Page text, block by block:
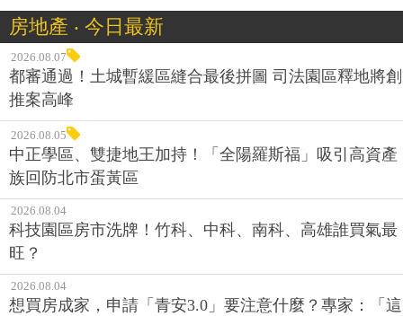
房地產 ‧ 今日最新
2026.08.07
都審通過！土城暫緩區縫合最後拼圖 司法園區釋地將創
推案高峰
2026.08.05
中正學區、雙捷地王加持！「全陽羅斯福」吸引高資產
族回防北市蛋黃區
2026.08.04
科技園區房市洗牌！竹科、中科、南科、高雄誰買氣最
旺？
2026.08.04
想買房成家，申請「青安3.0」要注意什麼？專家：「這